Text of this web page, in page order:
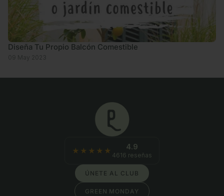
Diseña Tu Propio Balcón Comestible
★★★★★ 4.9
4616 reseñas
ÚNETE AL CLUB
GREEN MONDAY